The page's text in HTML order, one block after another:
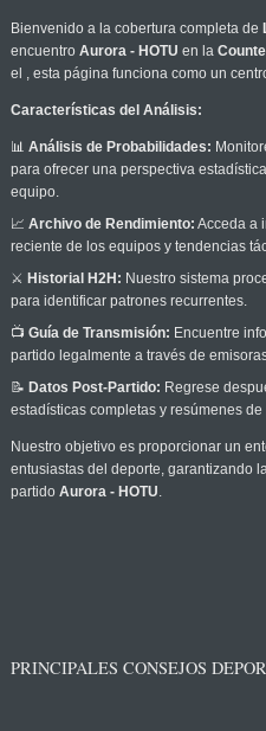
Bienvenido a la cobertura completa de
encuentro Aurora - HOTU en la
el , esta página funciona como un
Características del Análisis:
📊 Análisis de Probabilidades:
para ofrecer una perspectiva
equipo.
📈 Archivo de Rendimiento: Acceda a
reciente de los equipos y tendencias
⚔️ Historial H2H: Nuestro sistema
para identificar patrones recurrentes.
📺 Guía de Transmisión: Encuentre
partido legalmente a través de
📝 Datos Post-Partido: Regrese
estadísticas completas y resúmenes
Nuestro objetivo es proporcionar un
entusiastas del deporte, garantizando
partido Aurora - HOTU.
PRINCIPALES CONSEJOS